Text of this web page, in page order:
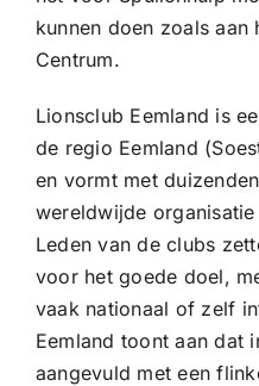
kunnen doen zoals aan
Centrum.
Lionsclub Eemland is
de regio Eemland
en vormt met
wereldwijde
Leden van de clubs
voor het goede doel,
vaak nationaal of zelf
Eemland toont aan dat
aangevuld met een